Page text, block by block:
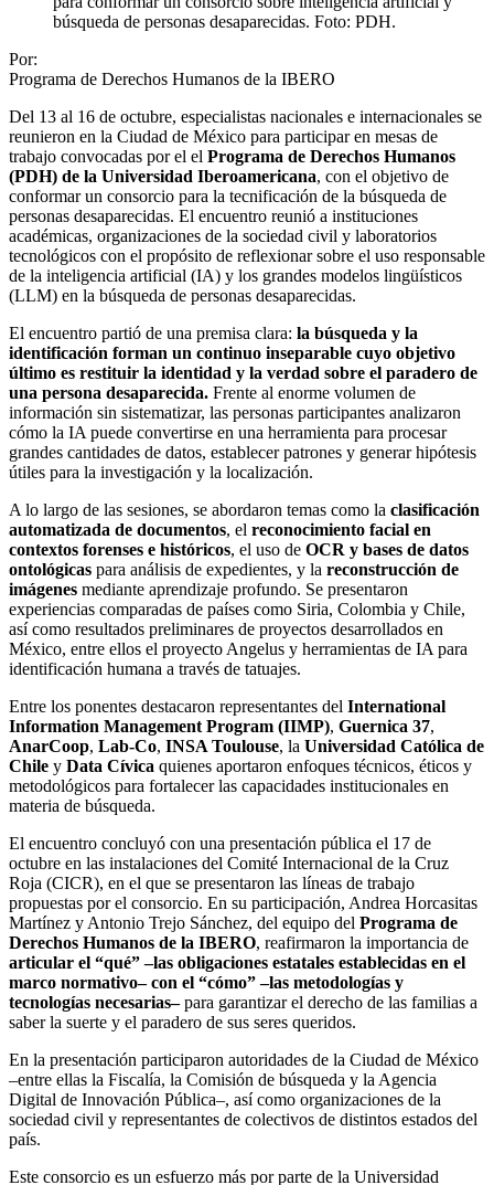
búsqueda de personas desaparecidas. Foto: PDH.
Por:
Programa de Derechos Humanos de la IBERO
Del 13 al 16 de octubre, especialistas nacionales e internacionales se
reunieron en la Ciudad de México para participar en mesas de
trabajo convocadas por el el Programa de Derechos Humanos
(PDH) de la Universidad Iberoamericana, con el objetivo de
conformar un consorcio para la tecnificación de la búsqueda de
personas desaparecidas. El encuentro reunió a instituciones
académicas, organizaciones de la sociedad civil y laboratorios
tecnológicos con el propósito de reflexionar sobre el uso responsable
de la inteligencia artificial (IA) y los grandes modelos lingüísticos
(LLM) en la búsqueda de personas desaparecidas.
El encuentro partió de una premisa clara: la búsqueda y la
identificación forman un continuo inseparable cuyo objetivo
último es restituir la identidad y la verdad sobre el paradero de
una persona desaparecida. Frente al enorme volumen de
información sin sistematizar, las personas participantes analizaron
cómo la IA puede convertirse en una herramienta para procesar
grandes cantidades de datos, establecer patrones y generar hipótesis
útiles para la investigación y la localización.
A lo largo de las sesiones, se abordaron temas como la clasificación
automatizada de documentos, el reconocimiento facial en
contextos forenses e históricos, el uso de OCR y bases de datos
ontológicas para análisis de expedientes, y la reconstrucción de
imágenes mediante aprendizaje profundo. Se presentaron
experiencias comparadas de países como Siria, Colombia y Chile,
así como resultados preliminares de proyectos desarrollados en
México, entre ellos el proyecto Angelus y herramientas de IA para
identificación humana a través de tatuajes.
Entre los ponentes destacaron representantes del International
Information Management Program (IIMP), Guernica 37,
AnarCoop, Lab-Co, INSA Toulouse, la Universidad Católica de
Chile y Data Cívica quienes aportaron enfoques técnicos, éticos y
metodológicos para fortalecer las capacidades institucionales en
materia de búsqueda.
El encuentro concluyó con una presentación pública el 17 de
octubre en las instalaciones del Comité Internacional de la Cruz
Roja (CICR), en el que se presentaron las líneas de trabajo
propuestas por el consorcio. En su participación, Andrea Horcasitas
Martínez y Antonio Trejo Sánchez, del equipo del Programa de
Derechos Humanos de la IBERO, reafirmaron la importancia de
articular el “qué” –las obligaciones estatales establecidas en el
marco normativo– con el “cómo” –las metodologías y
tecnologías necesarias–para garantizar el derecho de las familias a
saber la suerte y el paradero de sus seres queridos.
En la presentación participaron autoridades de la Ciudad de México
–entre ellas la Fiscalía, la Comisión de búsqueda y la Agencia
Digital de Innovación Pública–, así como organizaciones de la
sociedad civil y representantes de colectivos de distintos estados del
país.
Este consorcio es un esfuerzo más por parte de la Universidad